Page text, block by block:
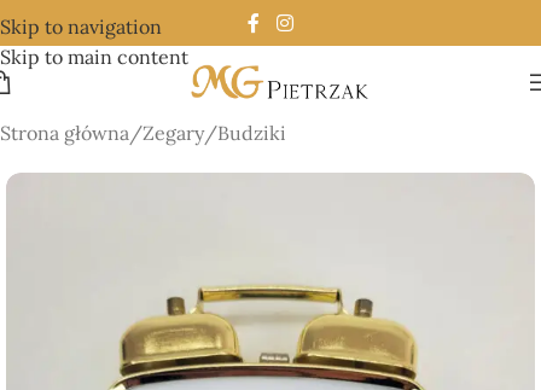
Skip to navigation
Skip to main content
Strona główna/Zegary/Budziki